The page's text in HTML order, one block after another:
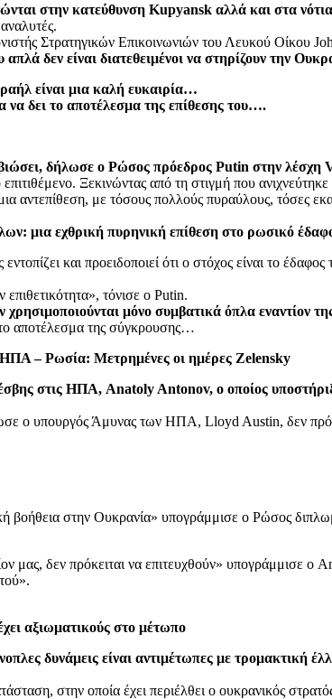
στην κατεύθυνση Kupyansk αλλά και στα
Στρατηγικών Επικοινωνιών του Λευκού Οίκου
απλά δεν είναι διατεθειμένοι να στηρίζουν την
είναι μια καλή ευκαιρία…
δει το αποτέλεσμα της επίθεσης του….
δήλωσε ο Ρώσος πρόεδρος Putin στην λέσχη
Ξεκινώντας από τη στιγμή που
με τόσους πολλούς πυραύλους, τόσες
μια εχθρική πυρηνική επίθεση στο ρωσικό
και προειδοποιεί ότι ο στόχος είναι το έδαφος
τόνισε ο Putin.
μόνο συμβατικά όπλα εναντίον
το αποτέλεσμα της σύγκρουσης…
– Ρωσία: Μετρημένες οι ημέρες Zelensky
στις ΗΠΑ, Anatoly Antonov, ο οποίος
ο υπουργός Άμυνας των ΗΠΑ, Lloyd Austin, δεν
βοήθεια στην Ουκρανία» υπογράμμισε ο Ρώσος
μας, δεν πρόκειται να επιτευχθούν» υπογράμμισε ο
αξιωματικούς στο μέτωπο
δυνάμεις είναι αντιμέτωπες με τρομακτική
στην οποία έχει περιέλθει ο ουκρανικός